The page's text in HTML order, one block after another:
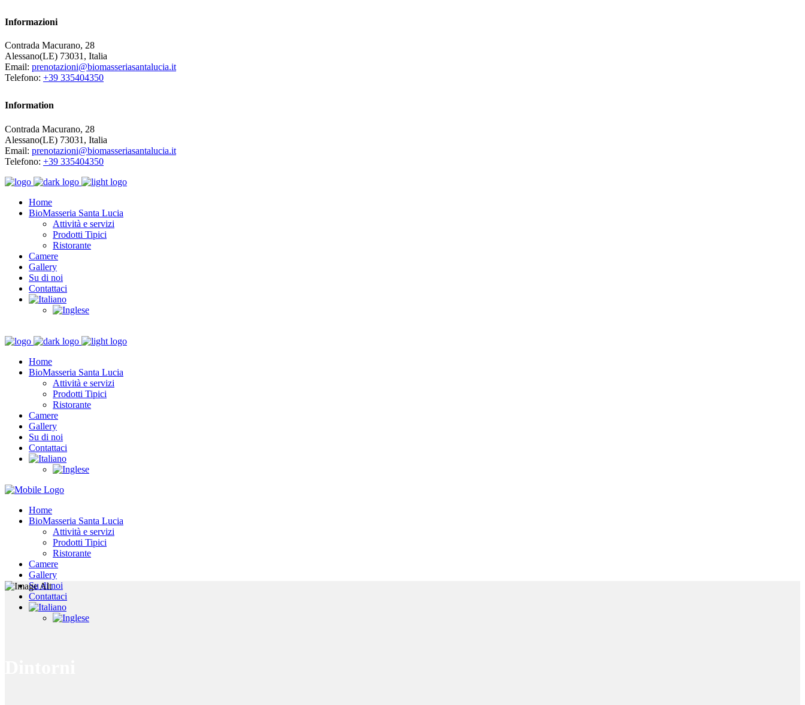
Informazioni
Contrada Macurano, 28
Alessano(LE) 73031, Italia
Email: prenotazioni@biomasseriasantalucia.it
Telefono: +39 335404350
Information
Contrada Macurano, 28
Alessano(LE) 73031, Italia
Email: prenotazioni@biomasseriasantalucia.it
Telefono: +39 335404350
Home
BioMasseria Santa Lucia
Attività e servizi
Prodotti Tipici
Ristorante
Camere
Gallery
Su di noi
Contattaci
Home
BioMasseria Santa Lucia
Attività e servizi
Prodotti Tipici
Ristorante
Camere
Gallery
Su di noi
Contattaci
Home
BioMasseria Santa Lucia
Attività e servizi
Prodotti Tipici
Ristorante
Camere
Gallery
Su di noi
Contattaci